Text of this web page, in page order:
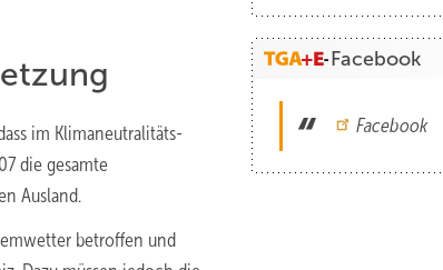
im Klimaneutralitäts-
die gesamte
Ausland.
betroffen und
Facebook
Facebook